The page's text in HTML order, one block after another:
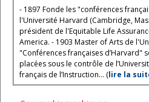
- 1897 Fonde les "conférences
l'Université Harvard (Cambridge,
président de l'Equitable Life
America. - 1903 Master of Arts de
"Conférences françaises d’Harvard"
placées sous le contrôle de
français de l’Instruction... (lire la